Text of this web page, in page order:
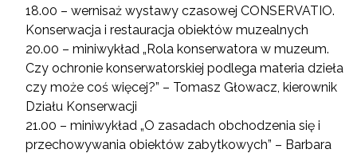
18.00 – wernisaż wystawy czasowej CONSERVATIO.
Konserwacja i restauracja obiektów muzealnych
20.00 – miniwykład „Rola konserwatora w muzeum.
Czy ochronie konserwatorskiej podlega materia dzieła
czy może coś więcej?” – Tomasz Głowacz, kierownik
Działu Konserwacji
21.00 – miniwykład „O zasadach obchodzenia się i
przechowywania obiektów zabytkowych” – Barbara